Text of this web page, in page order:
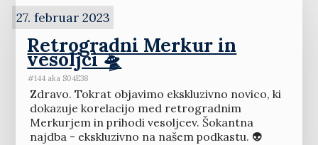
27. februar 2023
Retrogradni Merkur in
vesoljci 🛸
#144 aka S04E38
Zdravo. Tokrat objavimo ekskluzivno novico, ki
dokazuje korelacijo med retrogradnim
Merkurjem in prihodi vesoljcev. Šokantna
najdba - ekskluzivno na našem podkastu. 👽